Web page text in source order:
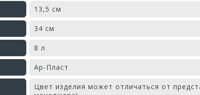
13,5 см
34 см
8 л
Ар-Пласт
Цвет изделия может отличаться от